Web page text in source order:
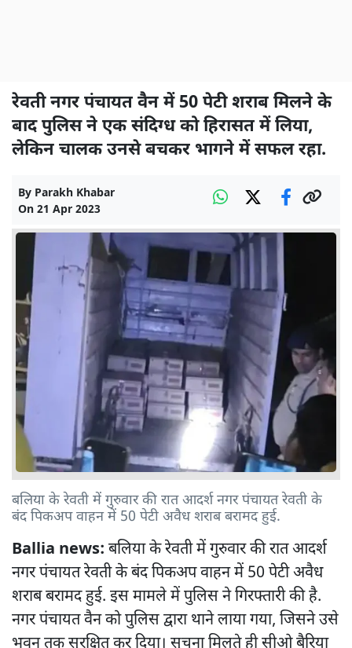
रेवती नगर पंचायत वैन में 50 पेटी शराब मिलने के
बाद पुलिस ने एक संदिग्ध को हिरासत में लिया,
लेकिन चालक उनसे बचकर भागने में सफल रहा.
By Parakh Khabar
On 21 Apr 2023
बलिया के रेवती में गुरुवार की रात आदर्श नगर पंचायत रेवती के
बंद पिकअप वाहन में 50 पेटी अवैध शराब बरामद हुई.
Ballia news: बलिया के रेवती में गुरुवार की रात आदर्श
नगर पंचायत रेवती के बंद पिकअप वाहन में 50 पेटी अवैध
शराब बरामद हुई. इस मामले में पुलिस ने गिरफ्तारी की है.
नगर पंचायत वैन को पुलिस द्वारा थाने लाया गया, जिसने उसे